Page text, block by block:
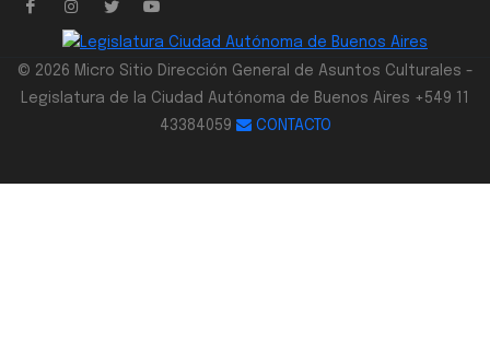
© 2026 Micro Sitio Dirección General de Asuntos Culturales -
Legislatura de la Ciudad Autónoma de Buenos Aires +549 11
43384059
CONTACTO